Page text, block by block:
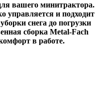
вашего минитрактора.
управляется и подходит
снега до погрузки
сборка Metal-Fach
в работе.